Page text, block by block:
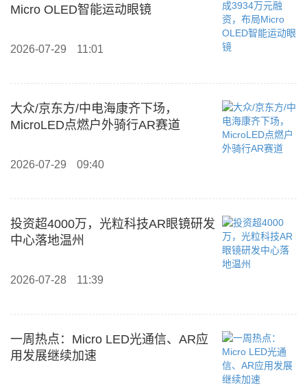
Micro OLED智能运动眼镜
2026-07-29 11:01
大众/京东方/中电海康齐下场，
MicroLED点燃户外骑行AR赛道
2026-07-29 09:40
投资超4000万，光粒科技AR眼镜研发
中心落地温州
2026-07-28 11:39
一周热点：Micro LED光通信、AR应
用发展继续加速